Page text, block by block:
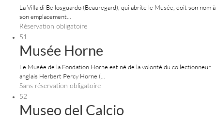
La Villa di Bellosguardo (Beauregard), qui abrite le Musée, doit son nom à
son emplacement...
Réservation obligatoire
51
Musée Horne
Le Musée de la Fondation Horne est né de la volonté du collectionneur
anglais Herbert Percy Horne (...
Sans réservation obligatoire
52
Museo del Calcio